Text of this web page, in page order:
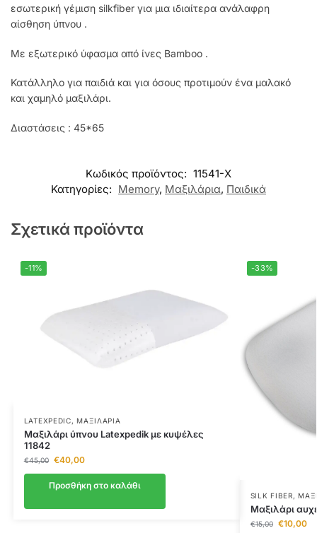
εσωτερική γέμιση silkfiber για μια ιδιαίτερα ανάλαφρη
αίσθηση ύπνου .
Με εξωτερικό ύφασμα από ίνες Bamboo .
Κατάλληλο για παιδιά και για όσους προτιμούν ένα μαλακό
και χαμηλό μαξιλάρι.
Διαστάσεις : 45*65
Κωδικός προϊόντος: 11541-X
Κατηγορίες: Memory, Μαξιλάρια, Παιδικά
Σχετικά προϊόντα
-11%
LATEXPEDIC,ΜΑΞΙΛΆΡΙΑ
Μαξιλάρι ύπνου Latexpedik με κυψέλες
11842
€45,00 €40,00
Προσθήκη στο καλάθι
-33%
SILK FIBER,
Μαξιλάρι
€15,00 €10,00